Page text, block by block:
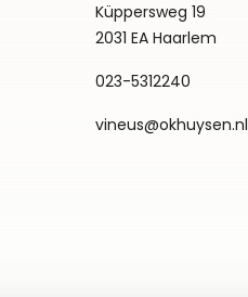
Küppersweg 19
2031 EA Haarlem
023-5312240
vineus@okhuysen.nl